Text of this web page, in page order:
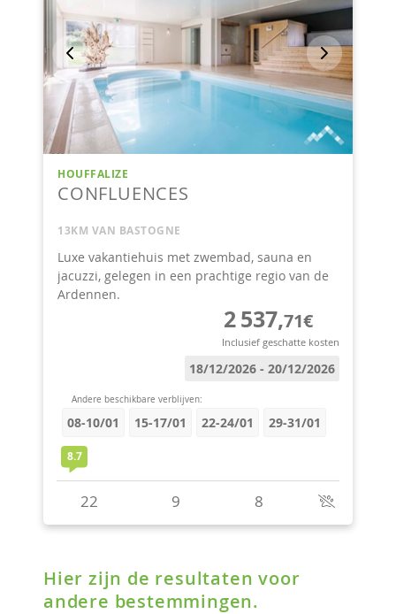
Hier zijn de resultaten voor
andere bestemmingen.